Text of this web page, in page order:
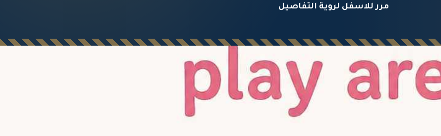
مرر للاسفل لروية التفاصيل